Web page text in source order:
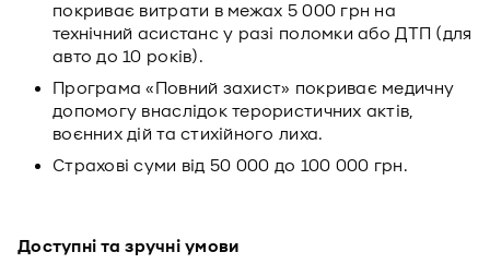
покриває витрати в межах 5 000 грн на
технічний асистанс у разі поломки або ДТП (для
авто до 10 років).
Програма «Повний захист» покриває медичну
допомогу внаслідок терористичних актів,
воєнних дій та стихійного лиха.
Страхові суми від 50 000 до 100 000 грн.
Доступні та зручні умови